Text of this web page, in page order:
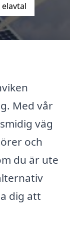
elavtal
Med vår
väg
och
du är ute
dig att